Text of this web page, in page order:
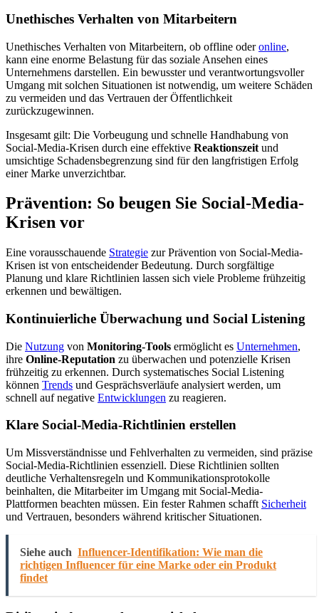
Unethisches Verhalten von Mitarbeitern
Unethisches Verhalten von Mitarbeitern, ob offline oderonline,
kann eine enorme Belastung für das soziale Ansehen eines
Unternehmens darstellen. Ein bewusster und verantwortungsvoller
Umgang mit solchen Situationen ist notwendig, um weitere Schäden
zu vermeiden und das Vertrauen der Öffentlichkeit
zurückzugewinnen.
Insgesamt gilt: Die Vorbeugung und schnelle Handhabung von
Social-Media-Krisen durch eine effektive Reaktionszeit und
umsichtige Schadensbegrenzung sind für den langfristigen Erfolg
einer Marke unverzichtbar.
Prävention: So beugen Sie Social-Media-
Krisen vor
Eine vorausschauende Strategie zur Prävention von Social-Media-
Krisen ist von entscheidender Bedeutung. Durch sorgfältige
Planung und klare Richtlinien lassen sich viele Probleme frühzeitig
erkennen und bewältigen.
Kontinuierliche Überwachung und Social Listening
Die Nutzung von Monitoring-Tools ermöglicht es Unternehmen,
ihre Online-Reputation zu überwachen und potenzielle Krisen
frühzeitig zu erkennen. Durch systematisches Social Listening
können Trends und Gesprächsverläufe analysiert werden, um
schnell auf negative Entwicklungen zu reagieren.
Klare Social-Media-Richtlinien erstellen
Um Missverständnisse und Fehlverhalten zu vermeiden, sind präzise
Social-Media-Richtlinien essenziell. Diese Richtlinien sollten
deutliche Verhaltensregeln und Kommunikationsprotokolle
beinhalten, die Mitarbeiter im Umgang mit Social-Media-
Plattformen beachten müssen. Ein fester Rahmen schafft Sicherheit
und Vertrauen, besonders während kritischer Situationen.
Siehe auch Influencer-Identifikation: Wie man die
richtigen Influencer für eine Marke oder ein Produkt
findet